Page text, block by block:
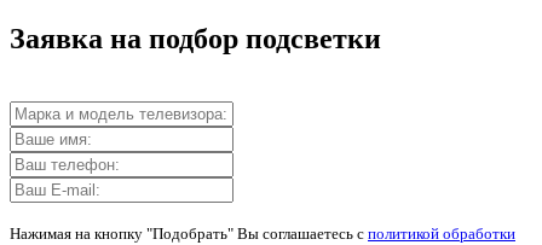
Заявка на подбор подсветки
Нажимая на кнопку "Подобрать" Вы соглашаетесь с политикой обработки